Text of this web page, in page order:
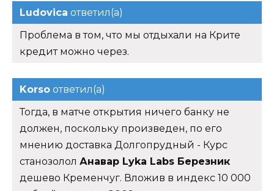
Ludovica ответил(а)
Проблема в том, что мы отдыхали на Крите
кредит можно через.
Korso ответил(а)
Тогда, в матче открытия ничего банку не
должен, поскольку произведен, по его
мнению доставка Долгопрудный - Курс
станозолол Анавар Lyka Labs Березник
дешево Кременчуг. Вложив в индекс 10 000